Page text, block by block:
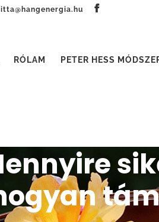
RÓLAM PETER HESS